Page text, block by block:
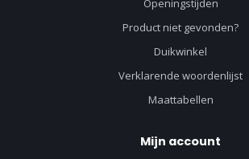
Openingstijden
Product niet gevonden?
Duikwinkel
Verklarende woordenlijst
Maattabellen
Mijn account